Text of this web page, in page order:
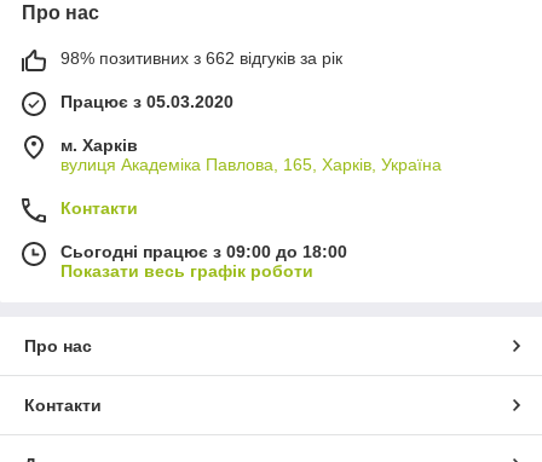
Про нас
98% позитивних з 662 відгуків за рік
Працює з 05.03.2020
м. Харків
вулиця Академіка Павлова, 165, Харків, Україна
Контакти
Сьогодні працює з 09:00 до 18:00
Показати весь графік роботи
Про нас
Контакти